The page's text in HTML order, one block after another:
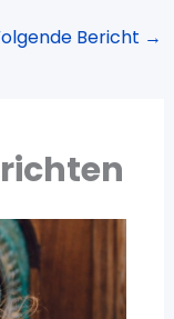
Bericht →